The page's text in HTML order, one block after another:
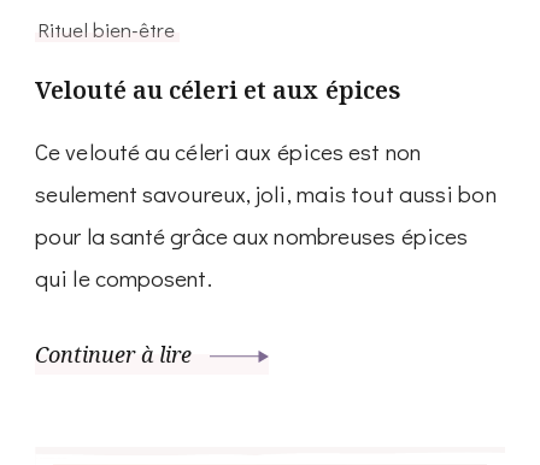
Rituel bien-être
Velouté au céleri et aux épices
Ce velouté au céleri aux épices est non
seulement savoureux, joli, mais tout aussi bon
pour la santé grâce aux nombreuses épices
qui le composent.
Continuer à lire